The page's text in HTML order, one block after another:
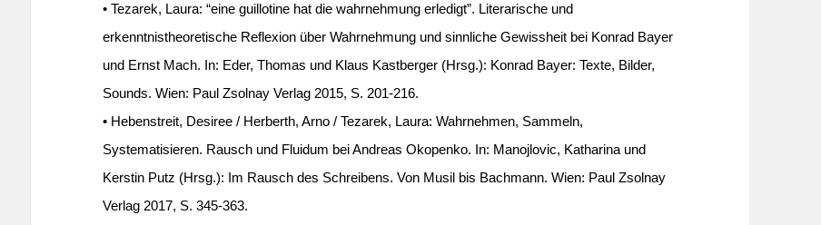
• Tezarek, Laura: “eine guillotine hat die wahrnehmung erledigt”. Literarische und
erkenntnistheoretische Reflexion über Wahrnehmung und sinnliche Gewissheit bei Konrad Bayer
und Ernst Mach. In: Eder, Thomas und Klaus Kastberger (Hrsg.): Konrad Bayer: Texte, Bilder,
Sounds. Wien: Paul Zsolnay Verlag 2015, S. 201-216.
• Hebenstreit, Desiree / Herberth, Arno / Tezarek, Laura: Wahrnehmen, Sammeln,
Systematisieren. Rausch und Fluidum bei Andreas Okopenko. In: Manojlovic, Katharina und
Kerstin Putz (Hrsg.): Im Rausch des Schreibens. Von Musil bis Bachmann. Wien: Paul Zsolnay
Verlag 2017, S. 345-363.